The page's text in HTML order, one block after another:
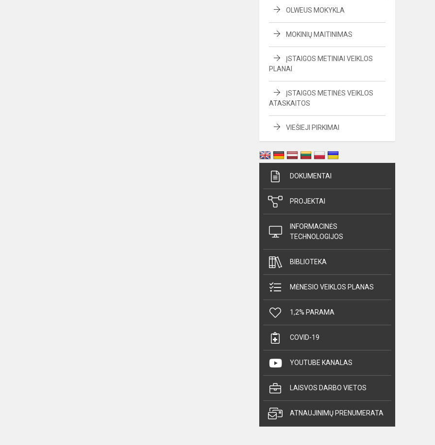
OLWEUS MOKYKLA
MOKINIŲ MAITINIMAS
ĮSTAIGOS METINIAI VEIKLOS
PLANAI
ĮSTAIGOS METINĖS VEIKLOS
ATASKAITOS
VIEŠIEJI PIRKIMAI
DOKUMENTAI
PROJEKTAI
INFORMACINĖS
TECHNOLOGIJOS
BIBLIOTEKA
MĖNESIO VEIKLOS PLANAS
1,2% PARAMA
COVID-19
YOUTUBE KANALAS
LAISVOS DARBO VIETOS
ATNAUJINIMŲ PRENUMERATA